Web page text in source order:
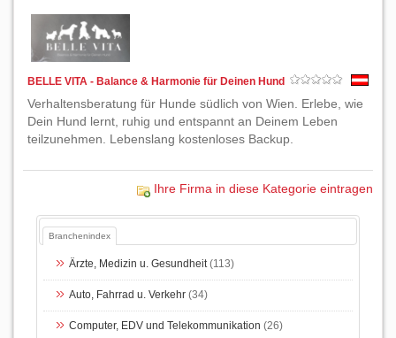
BELLE VITA - Balance & Harmonie für Deinen Hund
Verhaltensberatung für Hunde südlich von Wien. Erlebe, wie
Dein Hund lernt, ruhig und entspannt an Deinem Leben
teilzunehmen. Lebenslang kostenloses Backup.
Ihre Firma in diese Kategorie eintragen
Branchenindex
Ärzte, Medizin u. Gesundheit(113)
Auto, Fahrrad u. Verkehr (34)
Computer, EDV und Telekommunikation (26)